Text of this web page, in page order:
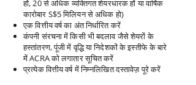
हों, 20 से अधिक व्यक्तिगत शेयरधारक हों या वार्षिक
कारोबार S$5 मिलियन से अधिक हो)
एक वित्तीय वर्ष का अंत निर्धारित करें
कंपनी संरचना में किसी भी बदलाव जैसे शेयरों के
हस्तांतरण, पूंजी में वृद्धि या निदेशकों के इस्तीफे के बारे
में ACRA को लगातार सूचित करें
प्रत्येक वित्तीय वर्ष में निम्नलिखित दस्तावेज़ पूरे करें